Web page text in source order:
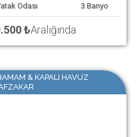
Odası 3 Banyo
₺Aralığında
& KAPALI HAVUZ